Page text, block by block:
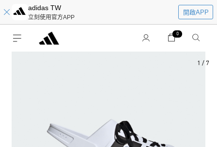
adidas TW
立刻使用官方APP
開啟APP
0
1 / 7